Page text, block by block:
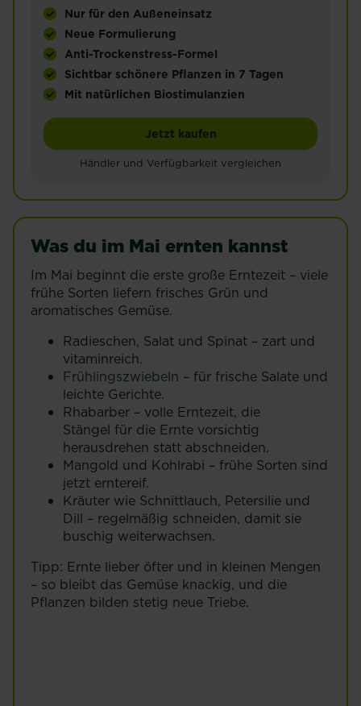
Nur für den Außeneinsatz
Neue Formulierung
Anti-Trockenstress-Formel
Sichtbar schönere Pflanzen in 7 Tagen
Mit natürlichen Biostimulanzien
SUBSTRAL® Gartendünger Universal sorgt für
Jetzt kaufenSUBSTRAL®
Händler und Verfügbarkeit vergleichen
Was du im Mai ernten kannst
Im Mai beginnt die erste große Erntezeit – viele
frühe Sorten liefern frisches Grün und
aromatisches Gemüse.
Radieschen, Salat und Spinat – zart und
vitaminreich.
Frühlingszwiebeln – für frische Salate und
leichte Gerichte.
Rhabarber – volle Erntezeit, die
Stängel für die Ernte vorsichtig
herausdrehen statt abschneiden.
Mangold und Kohlrabi – frühe Sorten sind
jetzt erntereif.
Kräuter wie Schnittlauch, Petersilie und
Dill – regelmäßig schneiden, damit sie
buschig weiterwachsen.
Tipp: Ernte lieber öfter und in kleinen Mengen
– so bleibt das Gemüse knackig, und die
Pflanzen bilden stetig neue Triebe.